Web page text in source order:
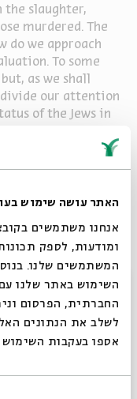
האתר עושה שימוש
ומודעות, לספק
המשתמשים שלנו.
השימוש באתר שלנו
החברתית, הפרסום
לשלב את הנתונים
אספו בעקבות
the slaughter,
murdered. The
do we approach
To some
as we shall
divide our attention
of the Jews in
סגור